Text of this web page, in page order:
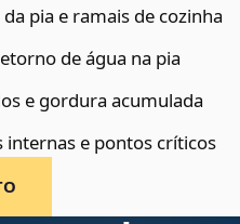
pia e ramais de cozinha
de água na pia
e gordura acumulada
internas e pontos críticos